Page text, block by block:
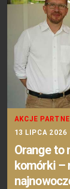
AKCJE
13 LIPCA 2026
Orange to
komórki –